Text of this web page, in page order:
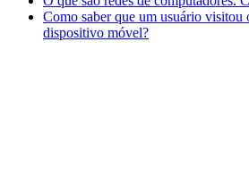
Como saber que um usuário visitou
dispositivo móvel?